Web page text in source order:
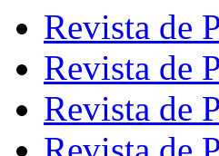
Revista de
Revista de
Revista de